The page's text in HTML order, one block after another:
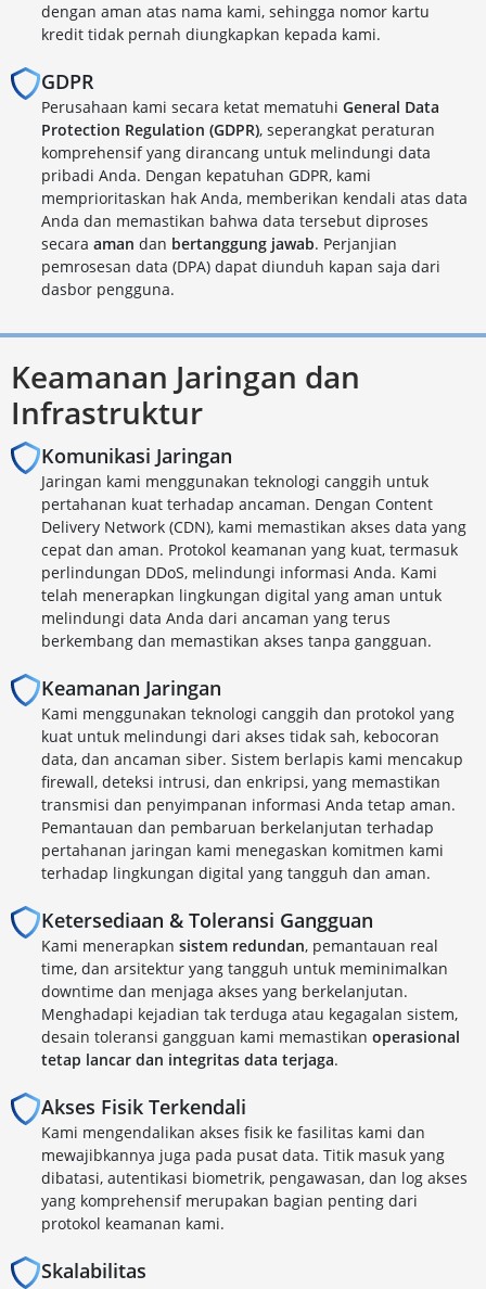
dengan aman atas nama kami, sehingga nomor kartu
kredit tidak pernah diungkapkan kepada kami.
GDPR
Perusahaan kami secara ketat mematuhi General Data
Protection Regulation (GDPR), seperangkat peraturan
komprehensif yang dirancang untuk melindungi data
pribadi Anda. Dengan kepatuhan GDPR, kami
memprioritaskan hak Anda, memberikan kendali atas data
Anda dan memastikan bahwa data tersebut diproses
secara aman dan bertanggung jawab. Perjanjian
pemrosesan data (DPA) dapat diunduh kapan saja dari
dasbor pengguna.
Keamanan Jaringan dan
Infrastruktur
Komunikasi Jaringan
Jaringan kami menggunakan teknologi canggih untuk
pertahanan kuat terhadap ancaman. Dengan Content
Delivery Network (CDN), kami memastikan akses data yang
cepat dan aman. Protokol keamanan yang kuat, termasuk
perlindungan DDoS, melindungi informasi Anda. Kami
telah menerapkan lingkungan digital yang aman untuk
melindungi data Anda dari ancaman yang terus
berkembang dan memastikan akses tanpa gangguan.
Keamanan Jaringan
Kami menggunakan teknologi canggih dan protokol yang
kuat untuk melindungi dari akses tidak sah, kebocoran
data, dan ancaman siber. Sistem berlapis kami mencakup
firewall, deteksi intrusi, dan enkripsi, yang memastikan
transmisi dan penyimpanan informasi Anda tetap aman.
Pemantauan dan pembaruan berkelanjutan terhadap
pertahanan jaringan kami menegaskan komitmen kami
terhadap lingkungan digital yang tangguh dan aman.
Ketersediaan & Toleransi Gangguan
Kami menerapkan sistem redundan, pemantauan real
time, dan arsitektur yang tangguh untuk meminimalkan
downtime dan menjaga akses yang berkelanjutan.
Menghadapi kejadian tak terduga atau kegagalan sistem,
desain toleransi gangguan kami memastikan operasional
tetap lancar dan integritas data terjaga.
Akses Fisik Terkendali
Kami mengendalikan akses fisik ke fasilitas kami dan
mewajibkannya juga pada pusat data. Titik masuk yang
dibatasi, autentikasi biometrik, pengawasan, dan log akses
yang komprehensif merupakan bagian penting dari
protokol keamanan kami.
Skalabilitas